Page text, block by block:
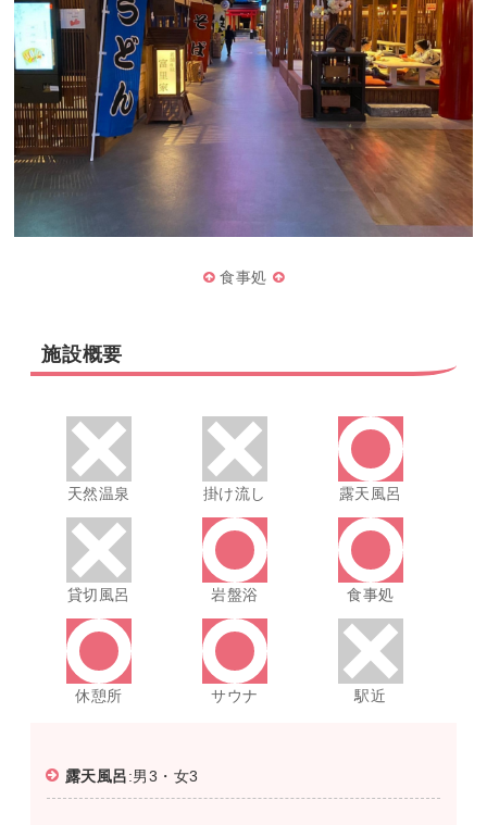
食事処
施設概要
天然温泉 掛け流し 露天風呂
貸切風呂 岩盤浴 食事処
休憩所 サウナ 駅近
露天風呂:男3・女3